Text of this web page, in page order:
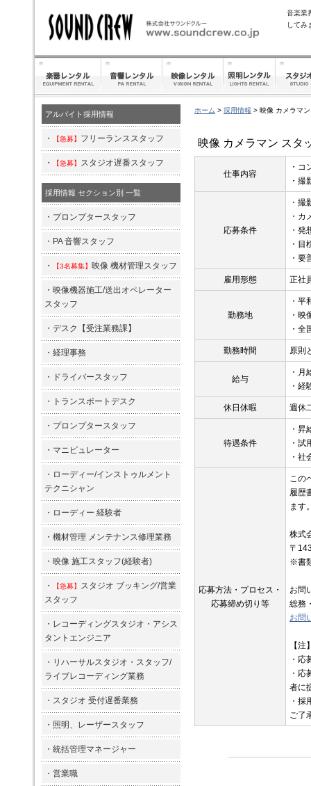
音楽業
してみ
アルバイト採用情報
・ 【急募】 フリーランススタッフ
・ 【急募】 スタジオ遅番スタッフ
採用情報 セクション別 一覧
・ プロンプタースタッフ
・ PA 音響スタッフ
・ 【3名募集】 映像 機材管理スタッフ
・ 映像機器施工/送出オペレーター
スタッフ
・ デスク【受注業務課】
・ 経理事務
・ ドライバースタッフ
・ トランスポートデスク
・ プロンプタースタッフ
・ マニピュレーター
・ ローディー/インストゥルメント
テクニシャン
・ ローディー 経験者
・ 機材管理 メンテナンス修理業務
・ 映像 施工スタッフ(経験者)
・ 【急募】 スタジオ ブッキング/営業
スタッフ
・ レコーディングスタジオ・アシス
タントエンジニア
・ リハーサルスタジオ・スタッフ/
ライブレコーディング業務
・ スタジオ 受付遅番業務
・ 照明、レーザースタッフ
・ 統括管理マネージャー
・ 営業職
ホーム > 採用情報 > 映像 カメラマ
映像 カメラマン スタ
仕事内容
・コ
・撮
応募条件
・撮
・カ
・
・目
・要
雇用形態 正社
勤務地
・
・
・全
勤務時間 原則
給与
・
・経
休日休暇 週休
待遇条件
・
・試
・社
応募方法・プロセス・
応募締め切り等
この
履歴
ます
株式
〒
※書
お問
総務
お問
【注
・
・
者に
・
ご了